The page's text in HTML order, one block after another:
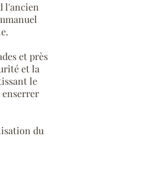
l'ancien
et près
et la
le
du